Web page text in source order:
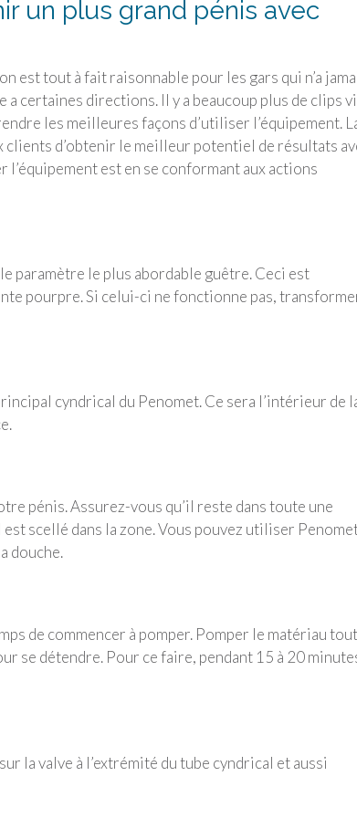
un plus grand pénis avec
est tout à fait raisonnable pour les gars qui n’a
a certaines directions. Il y a beaucoup plus de clips
les meilleures façons d’utiliser l’équipement.
d’obtenir le meilleur potentiel de résultats
est en se conformant aux actions
paramètre le plus abordable guêtre. Ceci est
pourpre. Si celui-ci ne fonctionne pas,
cyndrical du Penomet. Ce sera l’intérieur de
pénis. Assurez-vous qu’il reste dans toute une
scellé dans la zone. Vous pouvez utiliser
douche.
de commencer à pomper. Pomper le matériau
se détendre. Pour ce faire, pendant 15 à 20
la valve à l’extrémité du tube cyndrical et aussi